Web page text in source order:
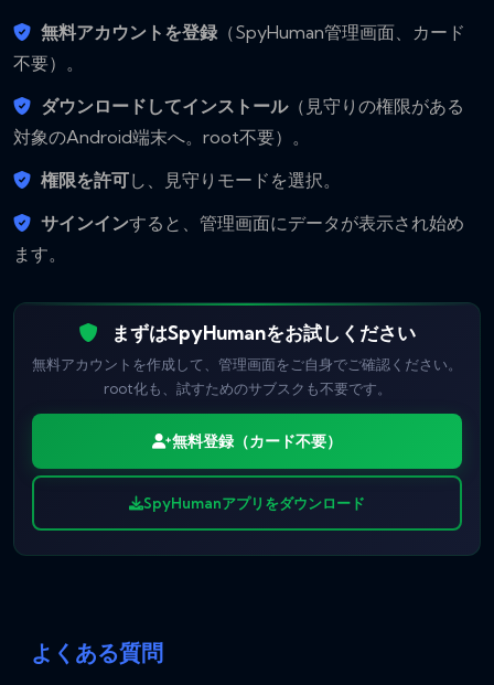
無料アカウントを登録 （SpyHuman管理画面、カード
不要）。
ダウンロードしてインストール（見守りの権限がある
対象のAndroid端末へ。root不要）。
権限を許可し、見守りモードを選択。
サインインすると、管理画面にデータが表示され始め
ます。
まずはSpyHumanをお試しください
無料アカウントを作成して、管理画面をご自身でご確認ください。
root化も、試すためのサブスクも不要です。
無料登録（カード不要）
SpyHumanアプリをダウンロード
よくある質問